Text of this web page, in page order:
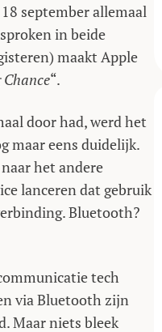
september allemaal
in beide
maakt Apple
“.
door had, werd het
maar eens duidelijk.
het andere
lanceren dat gebruik
Bluetooth?
tech
via Bluetooth zijn
Maar niets bleek